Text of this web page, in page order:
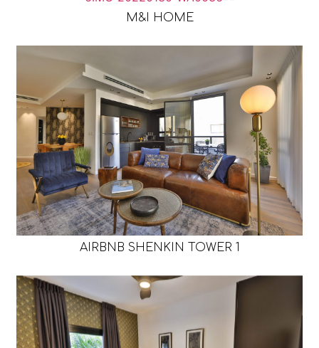
M&I HOME
AIRBNB SHENKIN TOWER 1